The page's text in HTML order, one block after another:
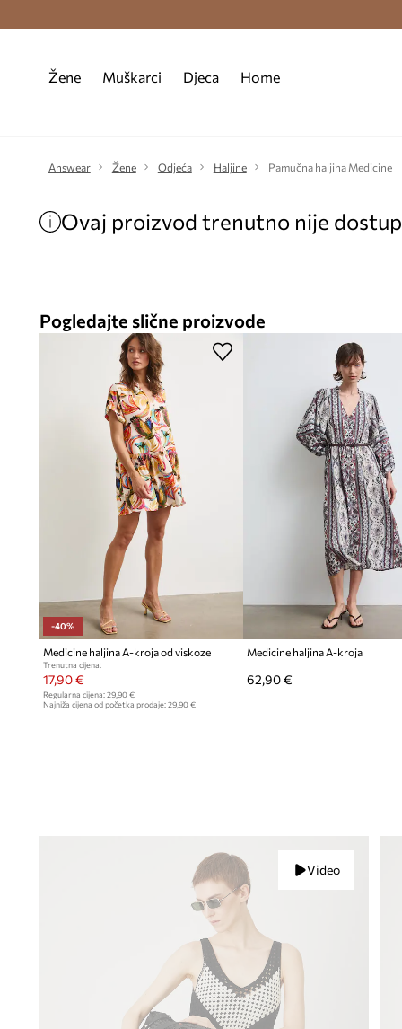
Besplatna
Žene Muškarci Djeca Home
Answear Žene Odjeća Haljine Pamučna haljina Medicine
Ovaj proizvod trenutno nije
Pogledajte slične proizvode
-40%
Medicine haljina A-kroja od viskoze
Trenutna cijena:
17,90 €
Regularna cijena: 29,90 €
Najniža cijena od početka prodaje: 29,90 €
Medicine haljina A-kroja
62,90 €
Video